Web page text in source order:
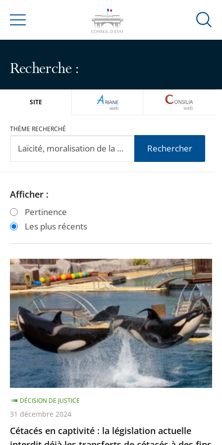
Menu
Ouvrir
Recherche :
SITE ARIANEWEB
THÈME RECHERCHÉ
Rechercher
Passer
les
filtres
après
Passer
les
filtres
avant
Afficher :
Pertinence
Les plus récents
Cétacés
en
captivité
la
législation
actuelle
interdit
déjà
les
transferts
de
cétacés
Cétacés en captivité : la législation actuelle
DÉCISION DE JUSTICE
31 décembre 2024